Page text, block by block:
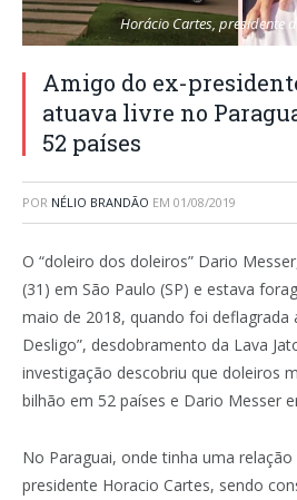
Horácio Cartes, presidente
Amigo do ex-
atuava livre no
52 países
POR NÉLIO BRANDÃO EM 01/08/2019
O “doleiro dos doleiros” Dario
(31) em São Paulo (SP) e estava
maio de 2018, quando foi deflagrada
Desligo”, desdobramento da Lava
investigação descobriu que doleiros
bilhão em 52 países e Dario Messer
No Paraguai, onde tinha uma
presidente Horacio Cartes, sendo